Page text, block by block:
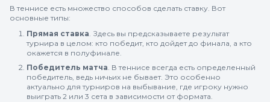
В теннисе есть множество способов сделать ставку. Вот
основные типы:
Прямая ставка. Здесь вы предсказываете результат
турнира в целом: кто победит, кто дойдет до финала, а кто
окажется в полуфинале.
Победитель матча. В теннисе всегда есть определенный
победитель, ведь ничьих не бывает. Это особенно
актуально для турниров на выбывание, где игроку нужно
выиграть 2 или 3 сета в зависимости от формата.